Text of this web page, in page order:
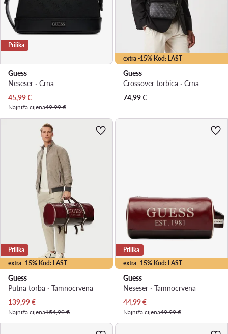
Prilika
Guess
Neseser · Crna
Trenutna cijena
45,99€
Najniža cijena49,99 €
extra -15% Kod: LAST
Guess
Crossover torbica · Crna
74,99€
extra -15% Kod: LAST
Prilika
Guess
Putna torba · Tamnocrvena
Trenutna cijena
139,99€
Najniža cijena154,99 €
extra -15% Kod: LAST
Prilika
Guess
Neseser · Tamnocrvena
Trenutna cijena
44,99€
Najniža cijena49,99 €